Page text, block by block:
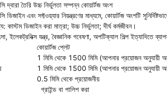
দ্বারা তৈরি উচ্চ নির্ভুলতা সম্পন্ন কোয়ার্টজ অংশ
ডিজাইন এবং সফ্টওয়্যার নিয়ন্ত্রণের মাধ্যমে, কোয়ার্টজ অংশটি
কাস্টম ডিজাইন করা মাত্রা; উচ্চ নির্ভুলতা; দীর্ঘ কর্মজীবন।
ইলেকট্রনিক্স যন্ত্র, বৈজ্ঞানিক গবেষণা, অপটিক্যাল শিল্প ইত্যাদিতে
কোয়ার্টজ প্লেট
1 মিমি থেকে 1500 মিমি (আপনার প্রয়োজন অনুযায়ী
1 মিমি থেকে 1500 মিমি (আপনার প্রয়োজন অনুযায়ী
0.5 মিমি থেকে প্রয়োজনীয়
গ্রাইন্ড বা পালিশ করা